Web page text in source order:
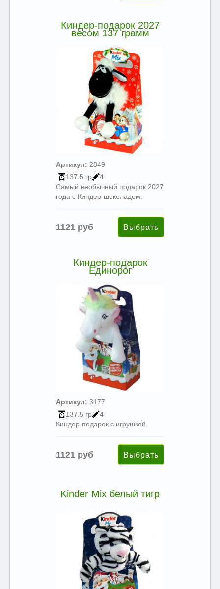
Киндер-подарок 2027
весом 137 грамм
Артикул: 2849
137.5 гр
4
Самый необычный подарок 2027
года с Киндер-шоколадом.
1121 руб
Киндер-подарок
Единорог
Артикул: 3177
137.5 гр
4
Киндер-подарок с игрушкой.
1121 руб
Kinder Mix белый тигр